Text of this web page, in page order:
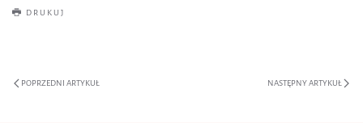
DRUKUJ
POPRZEDNI ARTYKUŁ NASTĘPNY ARTYKUŁ